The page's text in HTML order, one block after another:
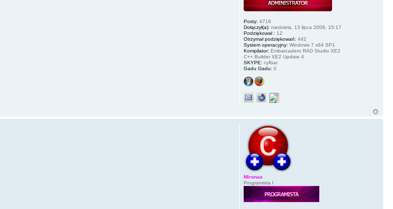
Posty: 4716
Dołączył(a): niedziela, 13 lipca 2008, 15:17
Podziękował : 12
Otrzymał podziękowań: 442
System operacyjny: Windows 7 x64 SP1
Kompilator: Embarcadero RAD Studio XE2
C++ Builder XE2 Update 4
SKYPE: cyfbar
Gadu Gadu: 0
Mironas
Programista I